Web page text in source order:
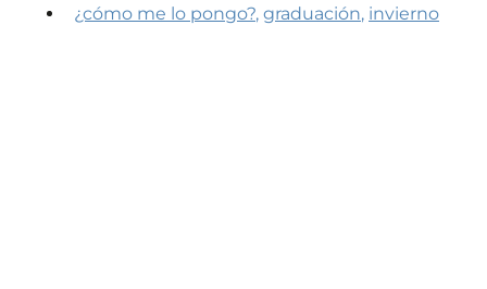
¿cómo me lo pongo?, graduación, invierno